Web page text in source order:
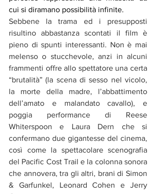
cui si diramano possibilità infinite.
Sebbene la trama ed i presupposti
risultino abbastanza scontati il film è
pieno di spunti interessanti. Non è mai
melenso o stucchevole, anzi in alcuni
frammenti offre allo spettatore una certa
“brutalità” (la scena di sesso nel vicolo,
la morte della madre, l’abbattimento
dell’amato e malandato cavallo), e
poggia performance di Reese
Whiterspoon e Laura Dern che si
confermano due gigantesse del cinema,
così come la spettacolare scenografia
del Pacific Cost Trail e la colonna sonora
che annovera, tra gli altri, brani di Simon
& Garfunkel, Leonard Cohen e Jerry